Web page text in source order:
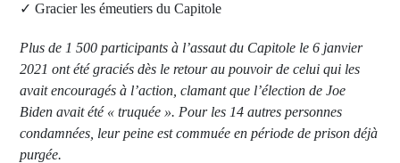
✓ Gracier les émeutiers du Capitole
Plus de 1 500 participants à l’assaut du Capitole le 6 janvier
2021 ont été graciés dès le retour au pouvoir de celui qui les
avait encouragés à l’action, clamant que l’élection de Joe
Biden avait été « truquée ». Pour les 14 autres personnes
condamnées, leur peine est commuée en période de prison déjà
purgée.